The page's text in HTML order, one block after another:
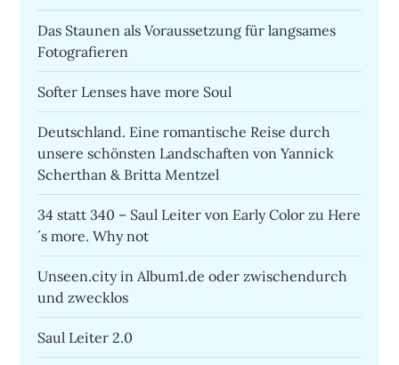
Das Staunen als Voraussetzung für langsames
Fotografieren
Softer Lenses have more Soul
Deutschland. Eine romantische Reise durch
unsere schönsten Landschaften von Yannick
Scherthan & Britta Mentzel
34 statt 340 – Saul Leiter von Early Color zu Here
´s more. Why not
Unseen.city in Album1.de oder zwischendurch
und zwecklos
Saul Leiter 2.0